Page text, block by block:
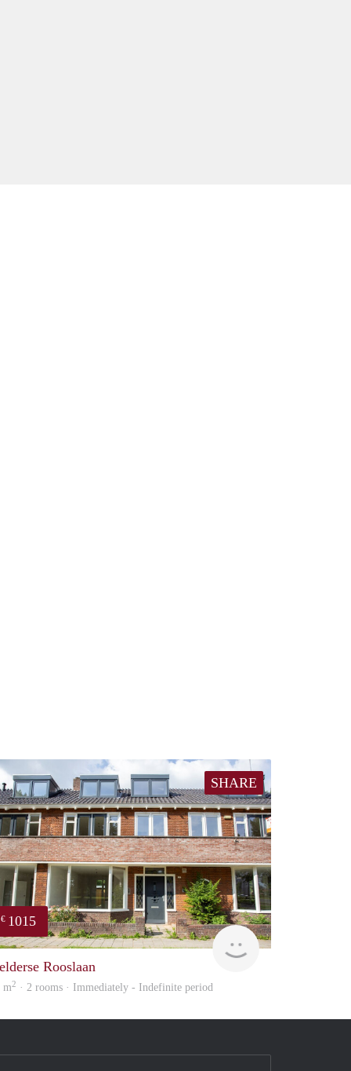
SHARE
€ 1015
verhuur
Rooslaan
m2 · 2 rooms · Immediately - Indefinite period